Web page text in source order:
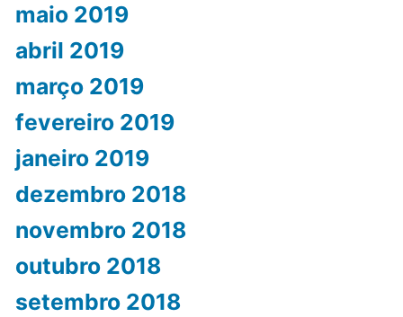
maio 2019
abril 2019
março 2019
fevereiro 2019
janeiro 2019
dezembro 2018
novembro 2018
outubro 2018
setembro 2018